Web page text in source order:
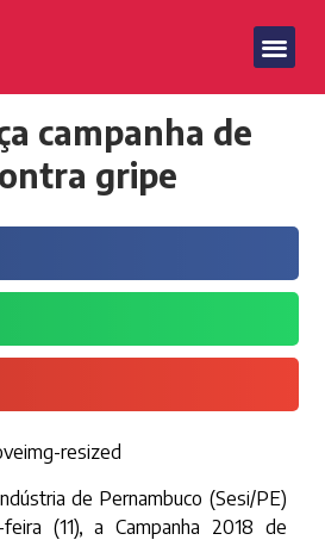
campanha de
gripe
de Pernambuco (Sesi/PE)
(11), a Campanha 2018 de